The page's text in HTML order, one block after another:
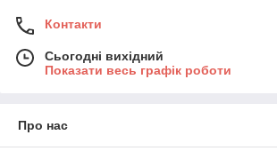
Контакти
Сьогодні вихідний
Показати весь графік роботи
Про нас